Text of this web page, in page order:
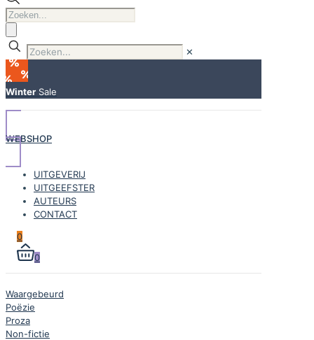
Producten
zoeken
✕
Winter Sale
WEBSHOP
UITGEVERIJ
UITGEEFSTER
AUTEURS
CONTACT
0
0
Waargebeurd
Poëzie
Proza
Non-fictie